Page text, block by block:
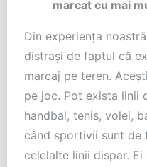
marcat cu mai
Din experiența
distrași de faptul că
marcaj pe teren.
pe joc. Pot exista linii
handbal, tenis, volei,
când sportivii sunt de
celelalte linii dispar.